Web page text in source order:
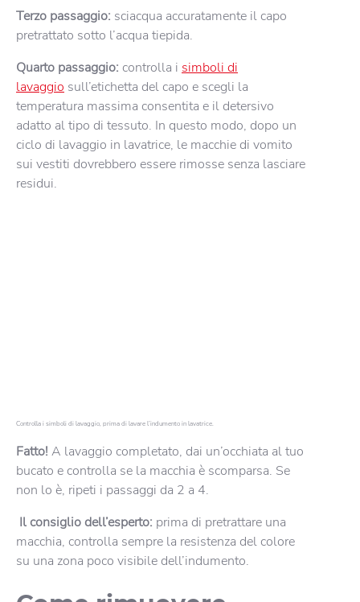
Terzo passaggio: sciacqua accuratamente il capo
pretrattato sotto l’acqua tiepida.
Quarto passaggio: controlla i simboli di
lavaggio sull’etichetta del capo e scegli la
temperatura massima consentita e il detersivo
adatto al tipo di tessuto. In questo modo, dopo un
ciclo di lavaggio in lavatrice, le macchie di vomito
sui vestiti dovrebbero essere rimosse senza lasciare
residui.
Controlla i simboli di lavaggio, prima di lavare l’indumento in lavatrice.
Fatto! A lavaggio completato, dai un’occhiata al tuo
bucato e controlla se la macchia è scomparsa. Se
non lo è, ripeti i passaggi da 2 a 4.
Il consiglio dell’esperto: prima di pretrattare una
macchia, controlla sempre la resistenza del colore
su una zona poco visibile dell’indumento.